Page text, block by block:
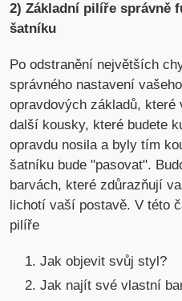
2) Základní pilíře správně
šatníku
Po odstranění největších
správného nastavení
opravdových základů, které
další kousky, které budete
opravdu nosila a byly tím
šatníku bude "pasovat".
barvách, které zdůrazňují
lichotí vaší postavě. V této
pilíře
Jak objevit svůj styl?
Jak najít své vlastní